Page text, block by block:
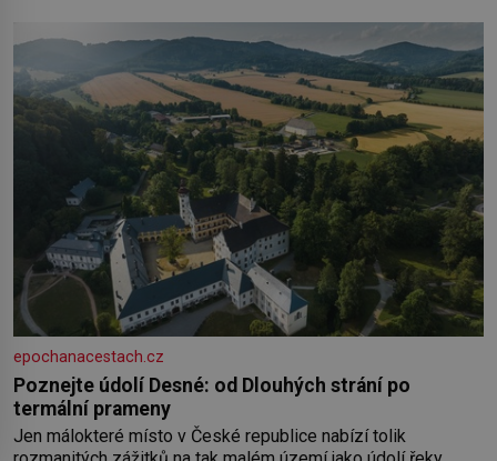
dlouho po jeho smrti
epochanacestach.cz
Poznejte údolí Desné: od Dlouhých strání po
termální prameny
Jen málokteré místo v České republice nabízí tolik